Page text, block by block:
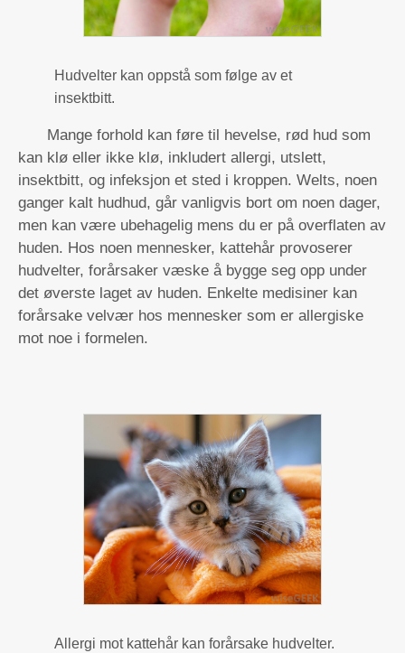
Hudvelter kan oppstå som følge av et
insektbitt.
Mange forhold kan føre til hevelse, rød hud som
kan klø eller ikke klø, inkludert allergi, utslett,
insektbitt, og infeksjon et sted i kroppen. Welts, noen
ganger kalt hudhud, går vanligvis bort om noen dager,
men kan være ubehagelig mens du er på overflaten av
huden. Hos noen mennesker, kattehår provoserer
hudvelter, forårsaker væske å bygge seg opp under
det øverste laget av huden. Enkelte medisiner kan
forårsake velvær hos mennesker som er allergiske
mot noe i formelen.
Allergi mot kattehår kan forårsake hudvelter.